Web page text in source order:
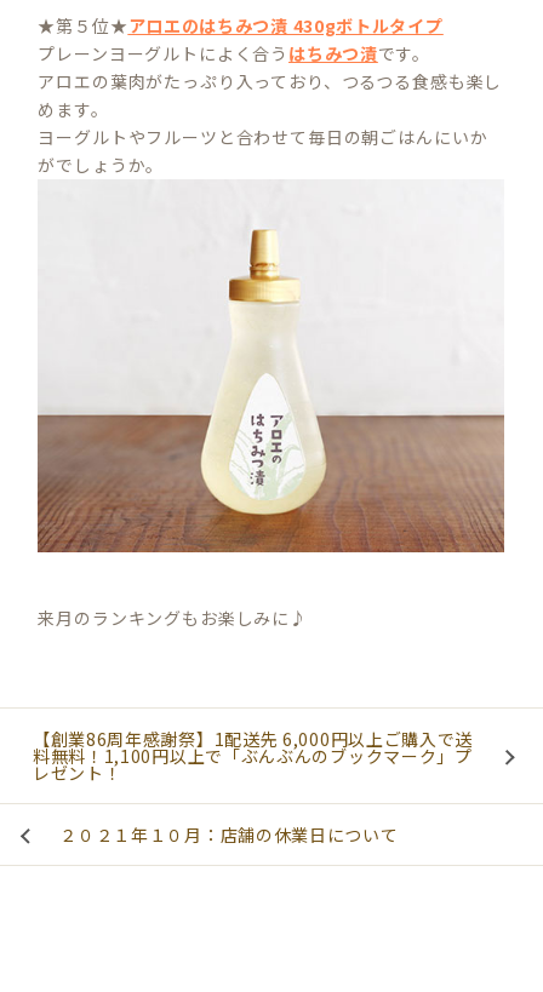
★第５位★アロエのはちみつ漬 430gボトルタイプ
プレーンヨーグルトによく合う はちみつ漬です。
アロエの葉肉がたっぷり入っており、つるつる食感も楽し
めます。
ヨーグルトやフルーツと合わせて毎日の朝ごはんにいか
がでしょうか。
来月のランキングもお楽しみに♪
【創業86周年感謝祭】1配送先 6,000円以上ご購入で送
料無料！1,100円以上で「ぶんぶんのブックマーク」プ
レゼント！
２０２１年１０月：店舗の休業日について